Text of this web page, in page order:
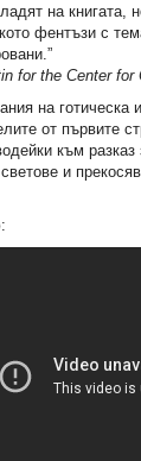
на книгата,
фентъзи с
for the Center for
на готическа
от първите
към разказ
и